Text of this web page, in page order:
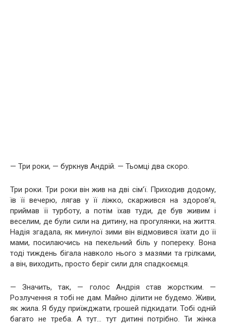
— Три роки, — буркнув Андрій. — Тьомці два скоро.
Три роки. Три роки він жив на дві сім’ї. Приходив додому,
їв її вечерю, лягав у її ліжко, скаржився на здоров’я,
приймав її турботу, а потім їхав туди, де був живим і
веселим, де були сили на дитину, на прогулянки, на життя.
Надія згадала, як минулої зими він відмовився їхати до її
мами, посилаючись на пекельний біль у попереку. Вона
тоді тиждень бігала навколо нього з мазями та грілками,
а він, виходить, просто беріг сили для спадкоємця.
— Значить, так, — голос Андрія став жорстким. —
Розлучення я тобі не дам. Майно ділити не будемо. Живи,
як жила. Я буду приїжджати, грошей підкидати. Тобі одній
багато не треба. А тут… тут дитині потрібно. Ти жінка